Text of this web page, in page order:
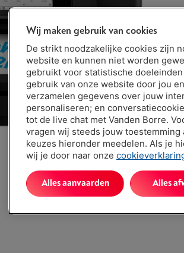
Wij maken gebruik van cookies
De strikt noodzakelijke cookies zijn
website en kunnen niet worden
gebruikt voor statistische
gebruik van onze website door jou
verzamelen gegevens over jouw
personaliseren; en
tot de live chat met Vanden Borre.
vragen wij steeds jouw
keuzes hieronder meedelen. Als je
wij je door naar onze
Alles
Alles aanvaarden